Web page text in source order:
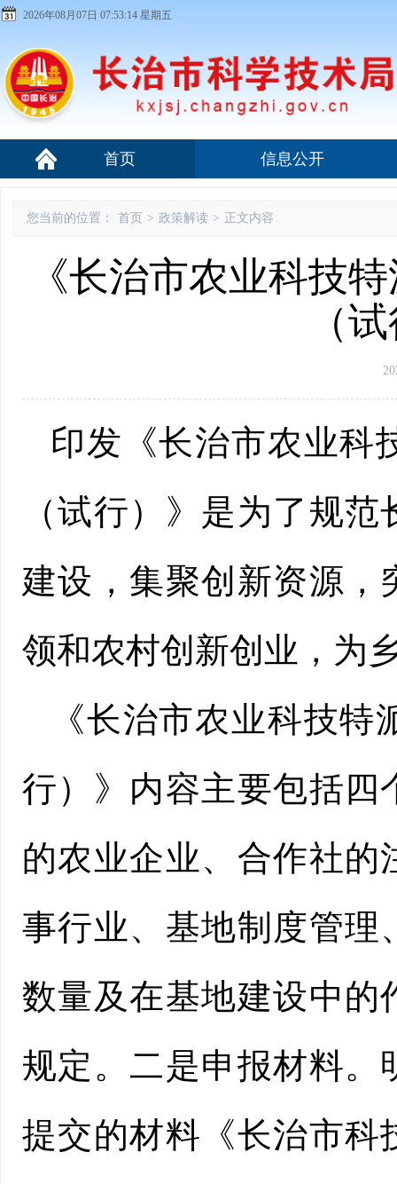
2026年08月07日 07:53:14 星期五
首页 信息公开
您当前的位置： 首页 > 政策解读 > 正文内容
《长治市农业科技
（
印发《长治市农业科
（试行）》是为了规
建设，集聚创新资源，
领和农村创新创业，为
《长治市农业科技
行）》内容主要包括四
的农业企业、合作社的
事行业、基地制度管理
数量及在基地建设中的
规定。二是申报材料。
提交的材料《长治市科